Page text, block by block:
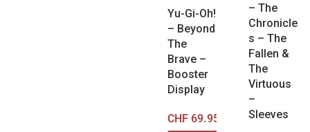
Yu-Gi-Oh!
– Beyond
The
Brave –
Booster
Display
CHF 69.95
– The
Chronicle
s – The
Fallen &
The
Virtuous
–
Sleeves